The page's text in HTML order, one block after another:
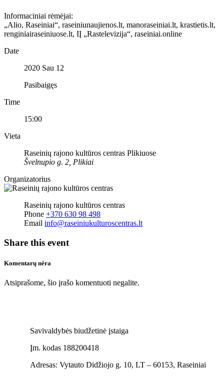
Informaciniai rėmėjai:
„Alio, Raseiniai“, raseiniunaujienos.lt, manoraseiniai.lt, krastietis.lt,
renginiairaseiniuose.lt, IĮ „Rastelevizija“, raseiniai.online
Date
2020 Sau 12
Pasibaigęs
Time
15:00
Vieta
Raseinių rajono kultūros centras Plikiuose
Švelnupio g. 2, Plikiai
Organizatorius
Raseinių rajono kultūros centras
Phone +370 630 98 498
Email info@raseiniukulturoscentras.lt
Share this event
Komentarų nėra
Atsiprašome, šio įrašo komentuoti negalite.
Savivaldybės biudžetinė įstaiga
Įm. kodas 188200418
Adresas: Vytauto Didžiojo g. 10, LT – 60153, Raseiniai